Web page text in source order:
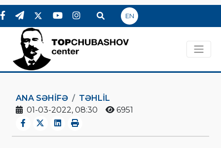
EN
ANA SƏHIFƏ
TƏHLİL
01-03-2022, 08:30
6951